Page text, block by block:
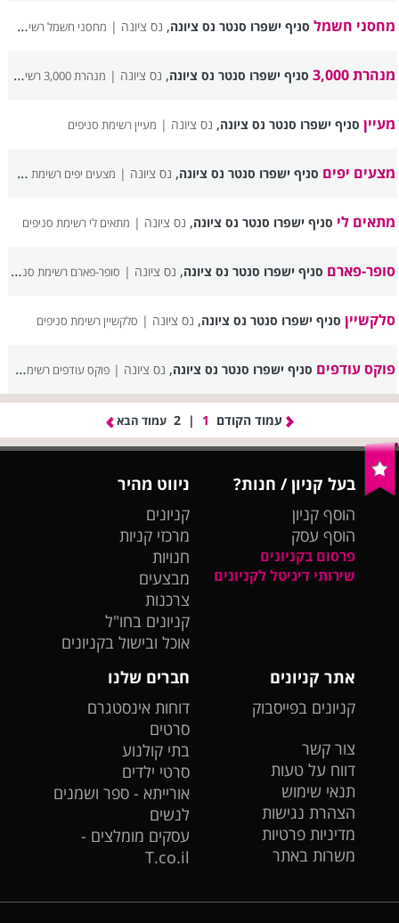
מחסני חשמל סניף ישפרו סנטר נס ציונה, נס ציונה | מחסני חשמל רשימת סניפים
מנהרת 3,000 סניף ישפרו סנטר נס ציונה, נס ציונה | מנהרת 3,000 רשימת סניפים
מעיין סניף ישפרו סנטר נס ציונה, נס ציונה | מעיין רשימת סניפים
מצעים יפים סניף ישפרו סנטר נס ציונה, נס ציונה | מצעים יפים רשימת סניפים
מתאים לי סניף ישפרו סנטר נס ציונה, נס ציונה | מתאים לי רשימת סניפים
סופר-פארם סניף ישפרו סנטר נס ציונה, נס ציונה | סופר-פארם רשימת סניפים
סלקשיין סניף ישפרו סנטר נס ציונה, נס ציונה | סלקשיין רשימת סניפים
פוקס עודפים סניף ישפרו סנטר נס ציונה, נס ציונה |פוקס עודפים רשימת סניפים
עמוד הקודם |
2 עמוד הבא
בעל קניון / חנות?
הוסף קניון
הוסף עסק
פרסום בקניונים
שירותי דיגיטל לקניונים
ניווט מהיר
קניונים
מרכזי קניות
חנויות
מבצעים
צרכנות
קניונים בחו"ל
אוכל ובישול בקניונים
אתר קניונים
קניונים בפייסבוק
צור קשר
דווח על טעות
תנאי שימוש
הצהרת נגישות
מדיניות פרטיות
משרות באתר
חברים שלנו
דוחות אינסטגרם
סרטים
בתי קולנוע
סרטי ילדים
אורייתא - ספר ושמנים
לנשים
עסקים מומלצים -
T.co.il